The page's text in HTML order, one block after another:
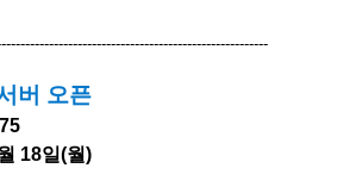
버 오픈
18일(월)